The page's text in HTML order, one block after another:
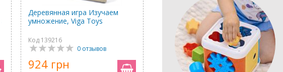
Деревянная игра Изучаем
умножение, Viga Toys
Код 139216
0 отзывов
924 грн